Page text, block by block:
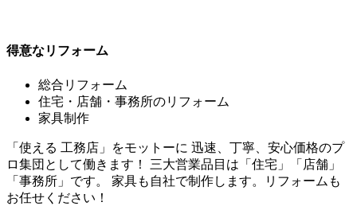
得意なリフォーム
総合リフォーム
住宅・店舗・事務所のリフォーム
家具制作
「使える 工務店」をモットーに 迅速、丁寧、安心価格のプ
ロ集団として働きます！ 三大営業品目は「住宅」「店舗」
「事務所」です。 家具も自社で制作します。リフォームも
お任せください！